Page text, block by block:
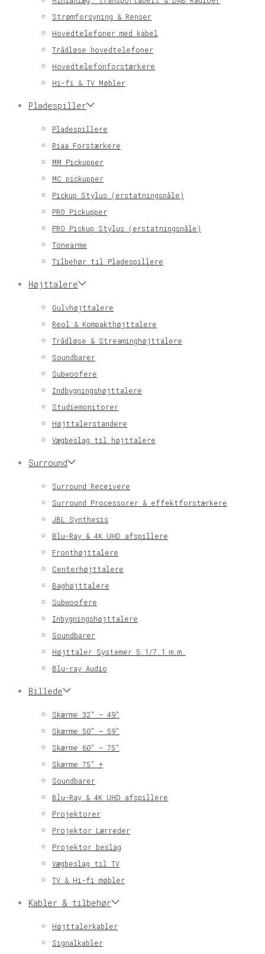
Strømforsyning & Renser
Hovedtelefoner med kabel
Trådløse hovedtelefoner
Hovedtelefonforstærkere
Hi-fi & TV Møbler
Pladespiller
Pladespillere
Riaa Forstærkere
MM Pickupper
MC pickupper
Pickup Stylus (erstatningsnåle)
PRO Pickupper
PRO Pickup Stylus (erstatningsnåle)
Tonearme
Tilbehør til Pladespillere
Højttalere
Gulvhøjttalere
Reol & Kompakthøjttalere
Trådløse & Streaminghøjttalere
Soundbarer
Subwoofere
Indbygningshøjttalere
Studiemonitorer
Højttalerstandere
Vægbeslag til højttalere
Surround
Surround Receivere
Surround Processorer & effektforstærkere
JBL Synthesis
Blu-Ray & 4K UHD afspillere
Fronthøjttalere
Centerhøjttalere
Baghøjttalere
Subwoofere
Inbygningshøjttalere
Soundbarer
Højttaler Systemer 5.1/7.1 m.m.
Blu-ray Audio
Billede
Skærme 32″ – 49″
Skærme 50″ – 59″
Skærme 60″ – 75″
Skærme 75″ +
Soundbarer
Blu-Ray & 4K UHD afspillere
Projektorer
Projektor Lærreder
Projektor beslag
Vægbeslag til TV
TV & Hi-fi møbler
Kabler & tilbehør
Højttalerkabler
Signalkabler